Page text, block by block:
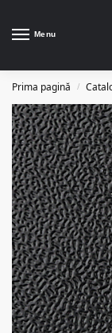
Menu
Prima pagină /